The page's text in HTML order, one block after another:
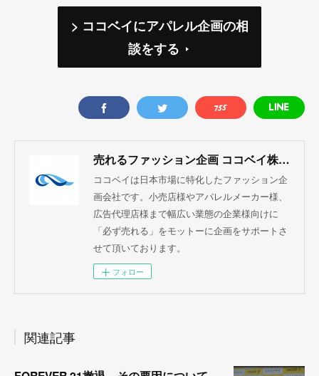
> ココベイにアパレル企画の相
談をする
売れるファッション企画 ココベイ株式会社
ココベイは日本市場に特化したファッション企
画会社です。小売店様やアパレルメーカー様、
広告代理店様まで幅広い業態の企業様向けに
「必ず売れる」をモットーに企画をサポートさ
せて頂いております。
フォロー
関連記事